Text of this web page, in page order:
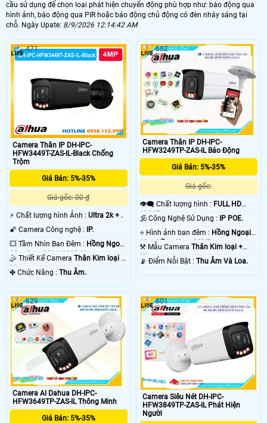
🔥 4 Camera Chống Trộm Dahua Giá Rẻ
🖥 Camera chống trộm Dahua hầu như loại camera nào cũng có khả năng
chống trộm Dahua , tuy nhiên với những loại camera chống trộm Dahua
không chuyên dụng thì có thể sẽ có những báo động giả khi không có
người, trên đây là những camera có báo động chống trộm Dahua với chức
năng thông mình có nhiều ưu điểm và có thể cấu hình để hạn chế tối đa
🎁 Có thể nói lắp camera có báo động chống trộm
là giải pháp để nâng cao
chất lượng cuộc sống. tuy nhiên camera báo động chống trộm Dahua thì sẽ
không hoàn hảo bằng 1 bộ báo động chống trộm Dahua chuyên nghiệp, vì
camera báo động chống trộm Dahua sẽ có độ trể đáng kể khoảng 2- 3 phút
sau khi xẩy ra sự cố. chắc chắc camera nào cũng vậy thôi. vì ông nghệ báo
động chống trộm Dahua của camera hoặt động thong qua mạng internet do
đó có độ trể là do mạng chứ không phải do thiết bị camera chống trộm Dahua .
cầu sử dụng để chọn loại phát hiện chuyển động phù hợp như: báo động qua
hình ảnh, báo động qua PIR hoặc báo động chủ động có đèn nháy sáng tại
chỗ. Ngày Upate: 8/9/2026 12:14:42 AM
Camera Thân IP DH-IPC-
HFW3449T-ZAS-IL-Black Chống
Trộm
Giá Bán: 5%-35%
Giá gốc: 00 ₫
️⚡ Chất lượng hình Ảnh : Ultra 2k + .
🌠 Camera Công nghệ :
IP.
💥 Tầm Nhìn Ban Đêm : Hồng Ngoại
60m Smart Hybrid Light.
🤹 Thiết Kế Camera Thân Kim loại +
Nhựa.
️✤ Chức Năng : Thu Âm.
471
Camera Thân IP DH-IPC-
HFW3249TP-ZAS-IL Báo Động
Giá Bán: 5%-35%
Giá gốc:
👁️‍🗨 Chất lượng hình : FULL HD
1080P .
🕉️ Công Nghệ Sử Dụng : IP POE.
⭐ Hình ảnh ban đêm : Hồng Ngoại
60m Hồng Ngoại SMD.
⚒ Mẫu CameraThân Kim loại +
Nhựa.
️📡 Điểm Nỗi Bật :Thu Âm Và Loa.
662
Camera AI Dahua DH-IPC-
HFW3649TP-ZAS-IL Thông Minh
Giá Bán: 5%-35%
629
Camera Siêu Nét DH-IPC-
HFW3849TP-ZAS-IL Phát Hiện
Người
801